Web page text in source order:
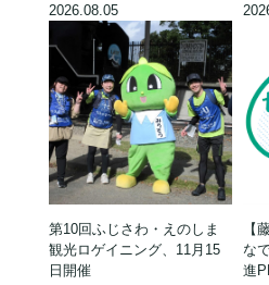
2026.08.05
第10回ふじさわ・えのしま
観光ロゲイニング、11月15
日開催
【
な
進